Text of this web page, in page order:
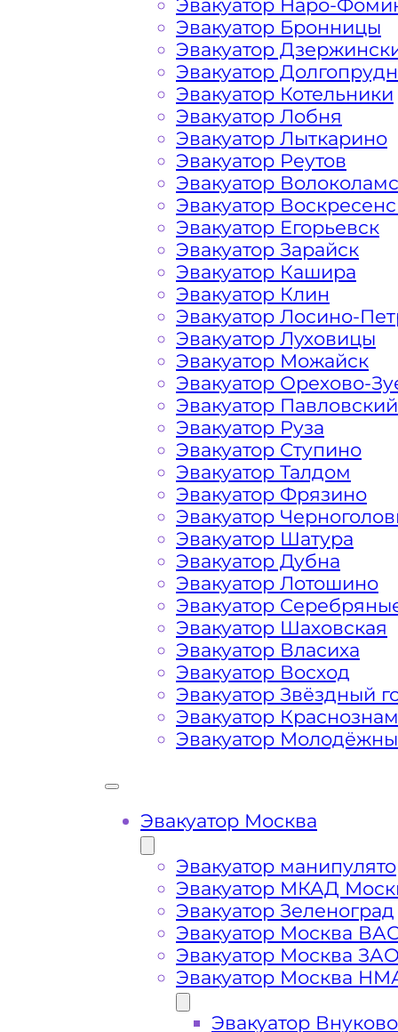
большим опытом работы. Мы
эвакуатора на дороге по низкой
в сфере транспортировки и
Крюково ЗелАО Москва. Мы
технику, что позволяет срочно и
Московских, Подмосковных
Зеленоградском АО при поломке
можете ознакомиться с полным
Зеленоградском
Крюково Какая цена
Расчет стоимости эвакуатора за
каждом конкретном случае
готова порадовать доступными
автомобилистов и Гостей Столицы.
На стоимость эвакуации
Габариты, вес и тип
Заказанный эвакуатор
платформой
Маршрут от места вызова
района Москвы Крюково
Затрудняющие факторы –
Сложная эвакуация при аварии,
Буксировка автомобиля из
Эвакуатор Наро-
Эвакуатор Бронницы
Эвакуатор
Эвакуатор
Эвакуатор Котельники
Эвакуатор Лобня
Эвакуатор Лыткарино
Эвакуатор Реутов
Эвакуатор
Эвакуатор
Эвакуатор Егорьевск
Эвакуатор Зарайск
Эвакуатор Кашира
Эвакуатор Клин
Эвакуатор Лосино-
Эвакуатор Луховицы
Эвакуатор Можайск
Эвакуатор Орехово-
Эвакуатор
Эвакуатор Руза
Эвакуатор Ступино
Эвакуатор Талдом
Эвакуатор Фрязино
Эвакуатор
Эвакуатор Шатура
Эвакуатор Дубна
Эвакуатор Лотошино
Эвакуатор
Эвакуатор Шаховская
Эвакуатор Власиха
Эвакуатор Восход
Эвакуатор Звёздный
Эвакуатор
Эвакуатор
Эвакуатор Москва
Эвакуатор
Эвакуатор МКАД
Эвакуатор Зеленоград
Эвакуатор Москва
Эвакуатор Москва
Эвакуатор Москва
Эвакуатор Внуково